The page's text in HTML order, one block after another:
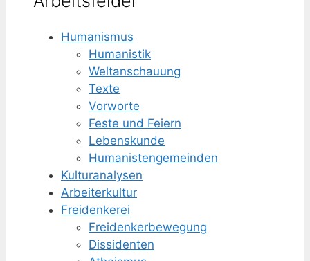
Humanismus
Humanistik
Weltanschauung
Texte
Vorworte
Feste und Feiern
Lebenskunde
Humanisten­gemeinden
Kulturanalysen
Arbeiterkultur
Freidenkerei
Freidenker­bewegung
Dissidenten